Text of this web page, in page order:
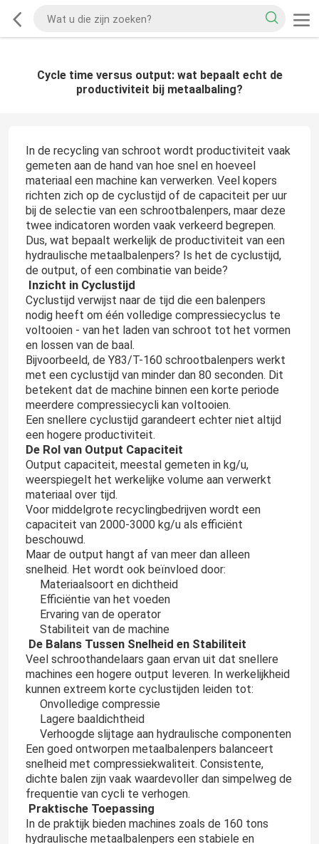
Cycle time versus output: wat bepaalt echt de
productiviteit bij metaalbaling?
In de recycling van schroot wordt productiviteit vaak
gemeten aan de hand van hoe snel en hoeveel
materiaal een machine kan verwerken. Veel kopers
richten zich op de cyclustijd of de capaciteit per uur
bij de selectie van een schrootbalenpers, maar deze
twee indicatoren worden vaak verkeerd begrepen.
Dus, wat bepaalt werkelijk de productiviteit van een
hydraulische metaalbalenpers? Is het de cyclustijd,
de output, of een combinatie van beide?
Inzicht in Cyclustijd
Cyclustijd verwijst naar de tijd die een balenpers
nodig heeft om één volledige compressiecyclus te
voltooien - van het laden van schroot tot het vormen
en lossen van de baal.
Bijvoorbeeld, de Y83/T-160 schrootbalenpers werkt
met een cyclustijd van minder dan 80 seconden. Dit
betekent dat de machine binnen een korte periode
meerdere compressiecycli kan voltooien.
Een snellere cyclustijd garandeert echter niet altijd
een hogere productiviteit.
De Rol van Output Capaciteit
Output capaciteit, meestal gemeten in kg/u,
weerspiegelt het werkelijke volume aan verwerkt
materiaal over tijd.
Voor middelgrote recyclingbedrijven wordt een
capaciteit van 2000-3000 kg/u als efficiënt
beschouwd.
Maar de output hangt af van meer dan alleen
snelheid. Het wordt ook beïnvloed door:
Materiaalsoort en dichtheid
Efficiëntie van het voeden
Ervaring van de operator
Stabiliteit van de machine
De Balans Tussen Snelheid en Stabiliteit
Veel schroothandelaars gaan ervan uit dat snellere
machines een hogere output leveren. In werkelijkheid
kunnen extreem korte cyclustijden leiden tot:
Onvolledige compressie
Lagere baaldichtheid
Verhoogde slijtage aan hydraulische componenten
Een goed ontworpen metaalbalenpers balanceert
snelheid met compressiekwaliteit. Consistente,
dichte balen zijn vaak waardevoller dan simpelweg de
frequentie van cycli te verhogen.
Praktische Toepassing
In de praktijk bieden machines zoals de 160 tons
hydraulische metaalbalenpers een stabiele en